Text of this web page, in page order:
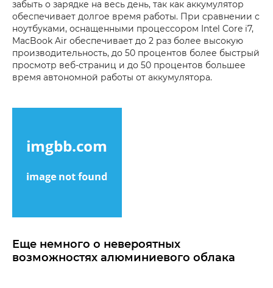
забыть о зарядке на весь день, так как аккумулятор
обеспечивает долгое время работы. При сравнении с
ноутбуками, оснащенными процессором Intel Core i7,
MacBook Air обеспечивает до 2 раз более высокую
производительность, до 50 процентов более быстрый
просмотр веб-страниц и до 50 процентов большее
время автономной работы от аккумулятора.
Еще немного о невероятных
возможностях алюминиевого облака